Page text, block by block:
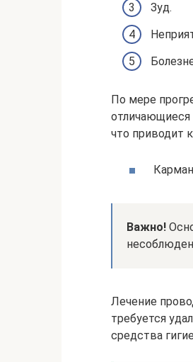
Зуд.
По мере
что приводит
Важно!
Лечение
требуется
средства